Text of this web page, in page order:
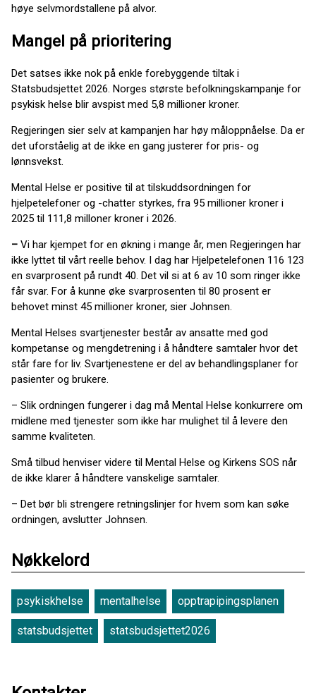
høye selvmordstallene på alvor.
Mangel på prioritering
Det satses ikke nok på enkle forebyggende tiltak i
Statsbudsjettet 2026. Norges største befolkningskampanje for
psykisk helse blir avspist med 5,8 millioner kroner.
Regjeringen sier selv at kampanjen har høy måloppnåelse. Da er
det uforståelig at de ikke en gang justerer for pris- og
lønnsvekst.
Mental Helse er positive til at tilskuddsordningen for
hjelpetelefoner og -chatter styrkes, fra 95 millioner kroner i
2025 til 111,8 milloner kroner i 2026.
– Vi har kjempet for en økning i mange år, men Regjeringen har
ikke lyttet til vårt reelle behov. I dag har Hjelpetelefonen 116 123
en svarprosent på rundt 40. Det vil si at 6 av 10 som ringer ikke
får svar. For å kunne øke svarprosenten til 80 prosent er
behovet minst 45 millioner kroner, sier Johnsen.
Mental Helses svartjenester består av ansatte med god
kompetanse og mengdetrening i å håndtere samtaler hvor det
står fare for liv. Svartjenestene er del av behandlingsplaner for
pasienter og brukere.
– Slik ordningen fungerer i dag må Mental Helse konkurrere om
midlene med tjenester som ikke har mulighet til å levere den
samme kvaliteten.
Små tilbud henviser videre til Mental Helse og Kirkens SOS når
de ikke klarer å håndtere vanskelige samtaler.
– Det bør bli strengere retningslinjer for hvem som kan søke
ordningen, avslutter Johnsen.
Nøkkelord
psykiskhelse mentalhelse opptrapipingsplanen
statsbudsjettet statsbudsjettet2026